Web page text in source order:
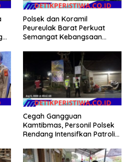
Polsek dan Koramil
Peureulak Barat Perkuat
Semangat Kebangsaan
Merah Putih
Cegah Gangguan
Kamtibmas, Personil Polsek
Rendang Intensifkan Patroli